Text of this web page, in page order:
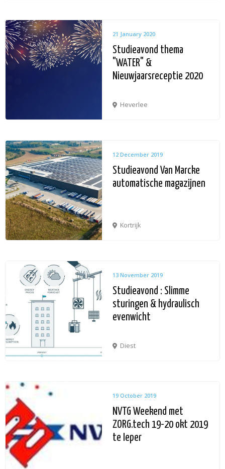
21 January 2020
Studieavond thema
"WATER" &
Nieuwjaarsreceptie 2020
Heverlee
12 December 2019
Studieavond Van Marcke
automatische magazijnen
Kortrijk
13 November 2019
Studieavond : Slimme
sturingen & hydraulisch
evenwicht
Diest
19 October 2019
NVTG Weekend met
ZORG.tech 19-20 okt 2019
te Ieper